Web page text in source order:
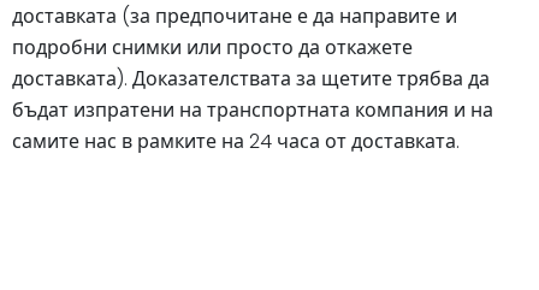
доставката (за предпочитане е да направите и
подробни снимки или просто да откажете
доставката). Доказателствата за щетите трябва да
бъдат изпратени на транспортната компания и на
самите нас в рамките на 24 часа от доставката.